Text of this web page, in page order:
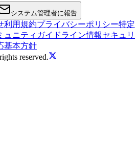
システム管理者に報告
利用規約プライバシーポリシー特定
ュニティガイドライン情報セキュリ
基本方針
reserved.